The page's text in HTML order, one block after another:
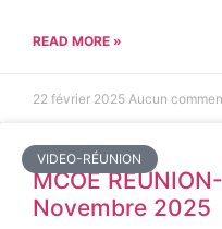
READ MORE »
22 février 2025 Aucun
VIDEO-RÉUNION
MCOE
Novembre 2025